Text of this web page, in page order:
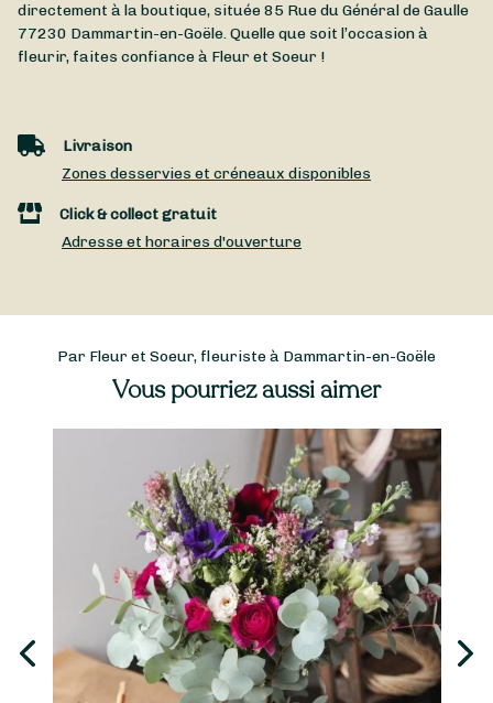
directement à la boutique, située85 Rue du Général de Gaulle
77230 Dammartin-en-Goële. Quelle que soit l’occasion à
fleurir, faites confiance à Fleur et Soeur !
Livraison
Zones desservies et créneaux disponibles
Click & collect gratuit
Adresse et horaires d'ouverture
Par Fleur et Soeur, fleuriste à Dammartin-en-Goële
Vous pourriez aussi aimer